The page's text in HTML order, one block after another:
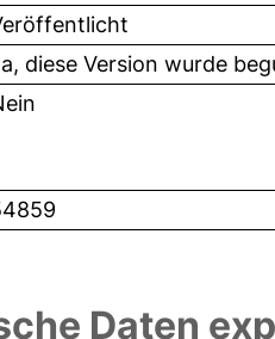
diese Version wurde
Daten